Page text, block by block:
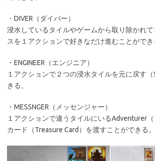
・DIVER（ダイバー）
浸水しているタイルやゲームから取り除かれ
スを１アクションで好きなだけ進むことができ
・ENGINEER（エンジニア）
１アクションで２つの浸水タイルを元に戻す
きる。
・MESSNGER（メッセンジャー）
１アクションで違うタイルにいるAdventurer
カード（Treasure Card）を渡すことができる。